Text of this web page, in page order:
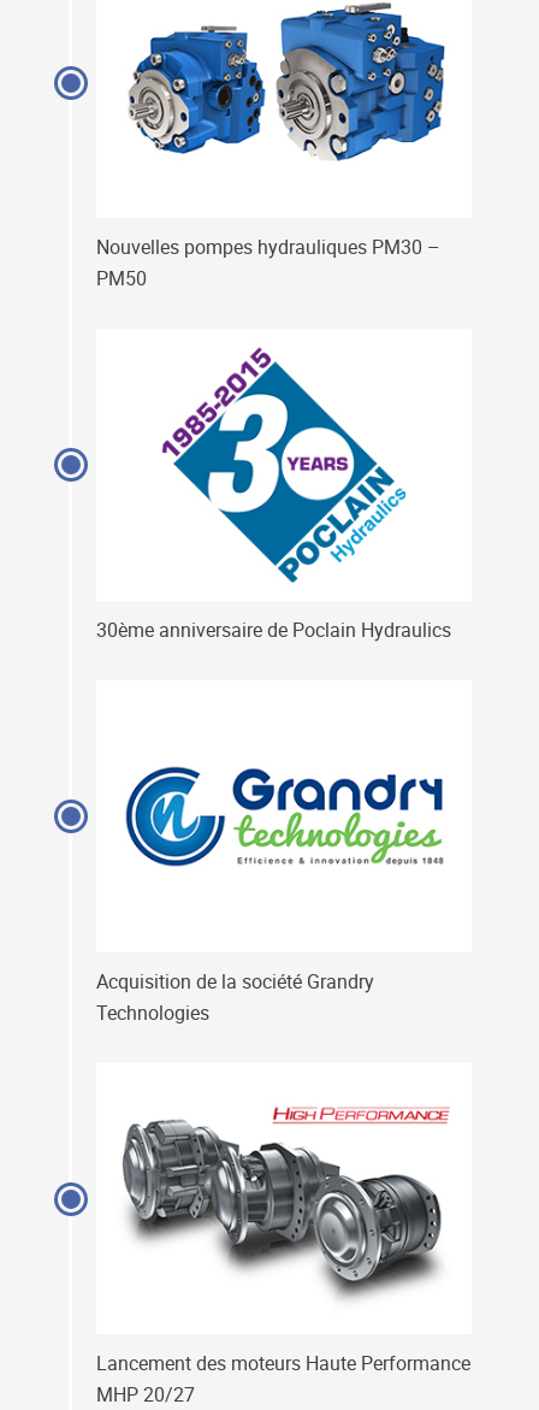
Nouvelles pompes hydrauliques PM30 –
PM50
30ème anniversaire de Poclain Hydraulics
Acquisition de la société Grandry
Technologies
Lancement des moteurs Haute Performance
MHP 20/27